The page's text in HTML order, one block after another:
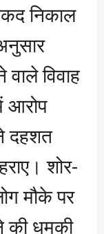
निकाल
विवाह
आरोप
दहशत
शोर-
मौके पर
की धमकी